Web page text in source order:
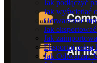
Jak podłączyć
Jak wyświetlać
Odtwarzanie
Jak
Jak
Eksportuj pełną
Jak Odtwarzać